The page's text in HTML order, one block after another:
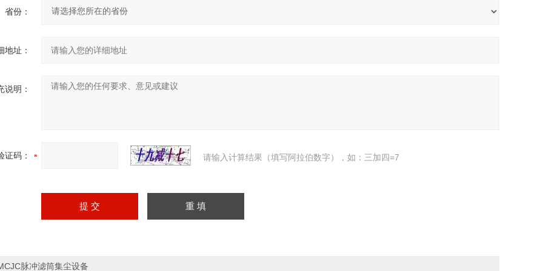
省份：
地址：
说明：
证码： 请输入计算结果（填写阿拉伯数字），如：三加四=7
脉冲滤筒集尘设备